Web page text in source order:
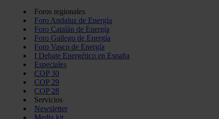
Foros regionales
Foro Andaluz de Energía
Foro Catalán de Energía
Foro Gallego de Energía
Foro Vasco de Energía
I Debate Energético en España
Especiales
COP 30
COP 29
COP 28
Servicios
Newsletter
Media kit